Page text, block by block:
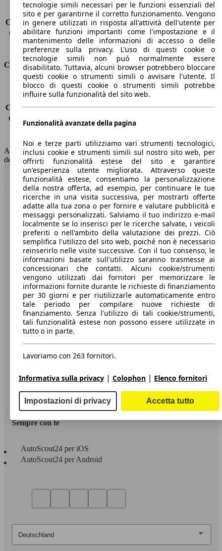
Carico sul tetto
-
Capacità di traino (senza freni) -
Capacità di traino (con freni)
350 kg
Volume del bagagliaio
530 - 1658 l
Consumi
Emissioni di CO2*
96 g/km (komb.)
Consumo (urbano)
3.9 l/100km
Consumo (extra-urbano) 4.1 l/100km
Consumo (combinato)*
4.1 l/100km
Capacità del serbatoio
45 l
AutoScout24 non si assume alcuna responsabilità per la correttezza
dei dati.
Torna su
Benvenuti su AutoScout24, il mercato auto europeo.
Società
A proposito di AutoScout24
Stampa
Media
Condizioni generali
Informazioni
Privacy
Dichiarazione di Accessibilità
Servizi
Area rivenditori
Sempre con te
AutoScout24 per iOS
AutoScout24 per Android
tecnologie simili necessari per le funzioni essenziali del
sito e per garantirne il corretto funzionamento. Vengono
in genere utilizzati in risposta all'attività dell'utente per
abilitare funzioni importanti come l'impostazione e il
mantenimento delle informazioni di accesso o delle
preferenze sulla privacy. L'uso di questi cookie o
tecnologie simili non può normalmente essere
disabilitato. Tuttavia, alcuni browser potrebbero bloccare
questi cookie o strumenti simili o avvisare l'utente. Il
blocco di questi cookie o strumenti simili potrebbe
influire sulla funzionalità del sito web.
Funzionalità avanzate della pagina
Noi e terze parti utilizziamo vari strumenti tecnologici,
inclusi cookie e strumenti simili sul nostro sito web, per
offrirti funzionalità estese del sito e garantire
un'esperienza utente migliorata. Attraverso queste
funzionalità estese, consentiamo la personalizzazione
della nostra offerta, ad esempio, per continuare le tue
ricerche in una visita successiva, per mostrarti offerte
adatte alla tua zona o per fornire e valutare pubblicità e
messaggi personalizzati. Salviamo il tuo indirizzo e-mail
localmente se lo inserisci per le ricerche salvate, i veicoli
preferiti o nell'ambito della valutazione dei prezzi. Ciò
semplifica l'utilizzo del sito web, poiché non è necessario
reinserirlo nelle visite successive. Con il tuo consenso, le
informazioni basate sull'utilizzo saranno trasmesse ai
concessionari che contatti. Alcuni cookie/strumenti
vengono utilizzati dai fornitori per memorizzare le
informazioni fornite durante le richieste di finanziamento
per 30 giorni e per riutilizzarle automaticamente entro
tale periodo per compilare nuove richieste di
finanziamento. Senza l'utilizzo di tali cookie/strumenti,
tali funzionalità estese non possono essere utilizzate in
tutto o in parte.
Lavoriamo con 263 fornitori.
Informativa sulla privacy | Colophon | Elenco fornitori
Impostazioni di privacy Accetta tutto